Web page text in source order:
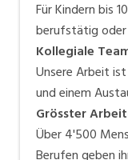
Für Kindern bis
berufstätig oder
Kollegiale
Unsere Arbeit
und einem
Grösster
Über 4'500
Berufen geben